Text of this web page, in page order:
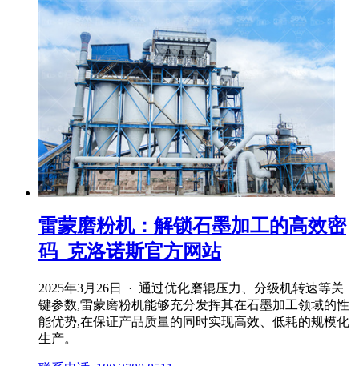
雷蒙磨粉机：解锁石墨加工的高效密
码_克洛诺斯官方网站
2025年3月26日 · 通过优化磨辊压力、分级机转速等关
键参数,雷蒙磨粉机能够充分发挥其在石墨加工领域的性
能优势,在保证产品质量的同时实现高效、低耗的规模化
生产。